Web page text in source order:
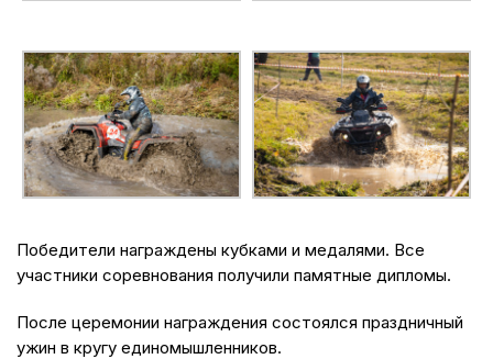
Победители награждены кубками и медалями. Все
участники соревнования получили памятные дипломы.
После церемонии награждения состоялся праздничный
ужин в кругу единомышленников.